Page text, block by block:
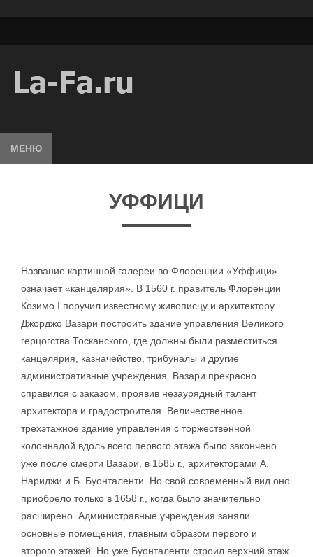
МЕНЮ
УФФИЦИ
Название картинной галереи во Флоренции «Уффици»
означает «канцелярия». В 1560 г. правитель Флоренции
Козимо I поручил известному живописцу и архитектору
Джорджо Вазари построить здание управления Великого
герцогства Тосканского, где должны были разместиться
канцелярия, казначейство, трибуналы и другие
административные учреждения. Вазари прекрасно
справился с заказом, проявив незаурядный талант
архитектора и градостроителя. Величественное
трехэтажное здание управления с торжественной
колоннадой вдоль всего первого этажа было закончено
уже после смерти Вазари, в 1585 г., архитекторами А.
Нариджи и Б. Буонталенти. Но свой современный вид оно
приобрело только в 1658 г., когда было значительно
расширено. Администравные учреждения заняли
основные помещения, главным образом первого и
второго этажей. Но уже Буонталенти строил верхний этаж